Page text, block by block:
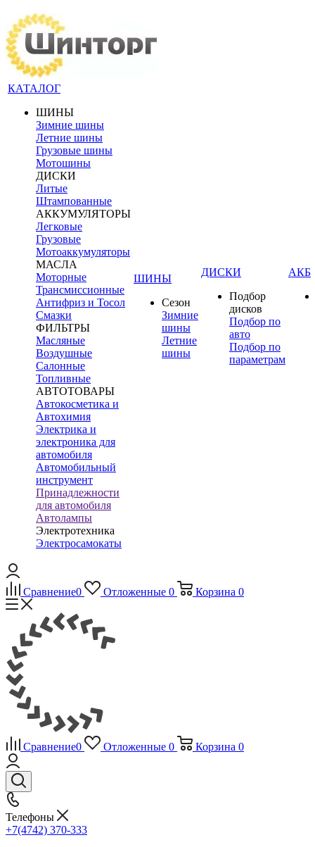
КАТАЛОГ
ШИНЫ
Зимние шины
Летние шины
Грузовые шины
Мотошины
ДИСКИ
Литые
Штампованные
АККУМУЛЯТОРЫ
Легковые
Грузовые
Мотоаккумуляторы
МАСЛА
Моторные
Трансмиссионные
Антифриз и Тосол
Смазки
ФИЛЬТРЫ
Масляные
Воздушные
Салонные
Топливные
АВТОТОВАРЫ
Автокосметика и
Автохимия
Электрика и
электроника для
автомобиля
Автомобильный
инструмент
Принадлежности
для автомобиля
Автолампы
Электротехника
Электросамокаты
ШИНЫ
Сезон
Зимние
шины
Летние
шины
ДИСКИ
Подбор
дисков
Подбор по
авто
Подбор по
параметрам
АКБ
Сравнение0 Отложенные 0 Корзина 0
Сравнение0 Отложенные 0 Корзина 0
Телефоны
+7(4742) 370-333